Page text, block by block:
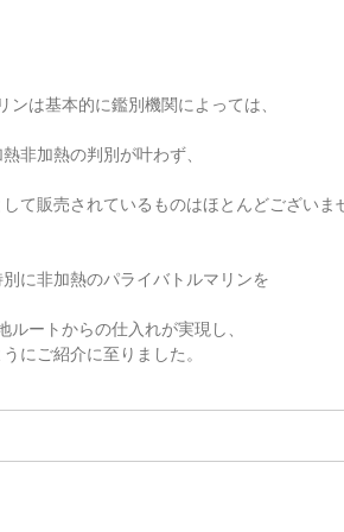
ンは基本的に鑑別機関によっては、
非加熱の判別が叶わず、
て販売されているものはほとんどございま
に非加熱のパライバトルマリンを
ルートからの仕入れが実現し、
にご紹介に至りました。